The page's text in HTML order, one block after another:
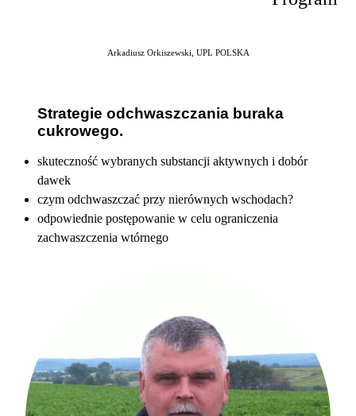
Arkadiusz Orkiszewski, UPL POLSKA
Strategie odchwaszczania buraka
cukrowego.
skuteczność wybranych substancji aktywnych i dobór
dawek
czym odchwaszczać przy nierównych wschodach?
odpowiednie postępowanie w celu ograniczenia
zachwaszczenia wtórnego